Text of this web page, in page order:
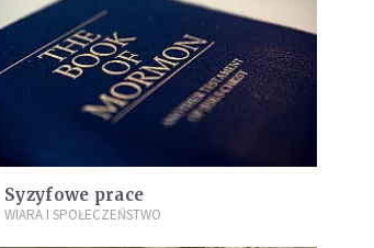
Syzyfowe prace
WIARA I SPOŁECZEŃSTWO